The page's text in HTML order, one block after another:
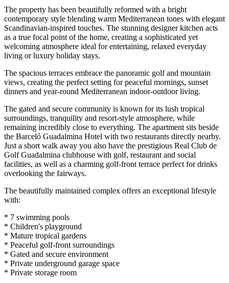
The property has been beautifully reformed with a bright
contemporary style blending warm Mediterranean tones with elegant
Scandinavian-inspired touches. The stunning designer kitchen acts
as a true focal point of the home, creating a sophisticated yet
welcoming atmosphere ideal for entertaining, relaxed everyday
living or luxury holiday stays.
The spacious terraces embrace the panoramic golf and mountain
views, creating the perfect setting for peaceful mornings, sunset
dinners and year-round Mediterranean indoor-outdoor living.
The gated and secure community is known for its lush tropical
surroundings, tranquility and resort-style atmosphere, while
remaining incredibly close to everything. The apartment sits beside
the Barceló Guadalmina Hotel with two restaurants directly nearby.
Just a short walk away you also have the prestigious Real Club de
Golf Guadalmina clubhouse with golf, restaurant and social
facilities, as well as a charming golf-front terrace perfect for drinks
overlooking the fairways.
The beautifully maintained complex offers an exceptional lifestyle
with:
* 7 swimming pools
* Children's playground
* Mature tropical gardens
* Peaceful golf-front surroundings
* Gated and secure environment
* Private underground garage space
* Private storage room